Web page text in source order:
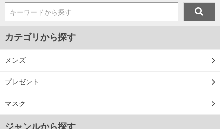
キーワードから探す
カテゴリから探す
メンズ
プレゼント
マスク
ジャンルから探す